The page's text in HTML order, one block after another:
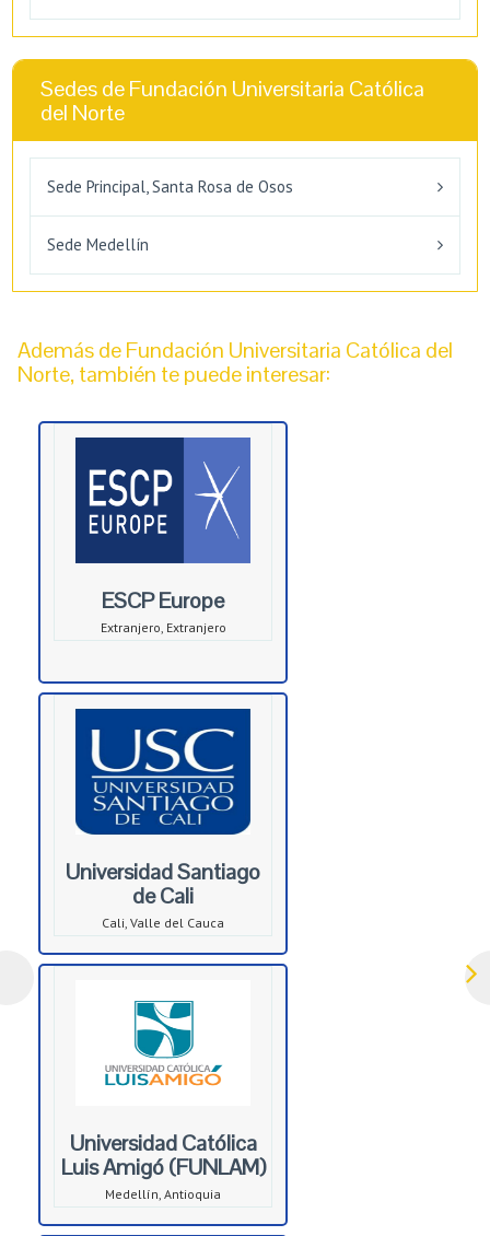
Sedes de Fundación Universitaria Católica
del Norte
Sede Principal, Santa Rosa de Osos
Sede Medellín
Además de Fundación Universitaria Católica del
Norte, también te puede interesar:
ESCP Europe
Extranjero, Extranjero
Universidad Santiago
de Cali
Cali, Valle del Cauca
Universidad Católica
Luis Amigó (FUNLAM)
Medellín, Antioquia